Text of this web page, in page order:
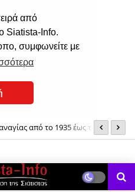
από
Siatista-Info.
συμφωνείτε με
από το 1935 έως το 1937!
«Το βιβλίο θησαυρός» (φωτο)